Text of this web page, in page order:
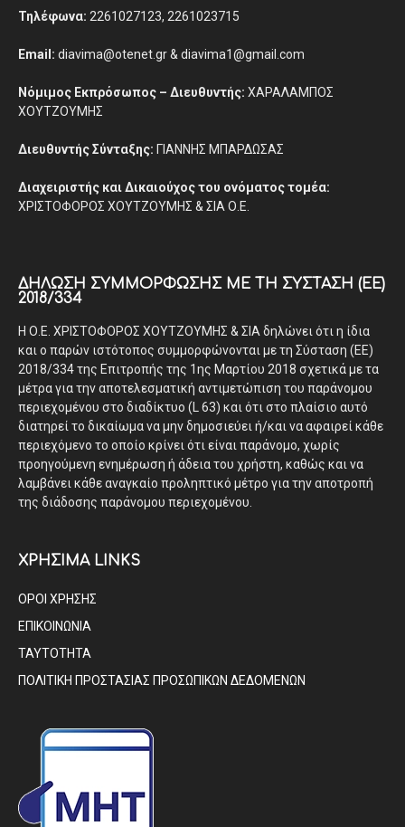
Τηλέφωνα: 2261027123, 2261023715
Email: diavima@otenet.gr & diavima1@gmail.com
Νόμιμος Εκπρόσωπος – Διευθυντής: ΧΑΡΑΛΑΜΠΟΣ
ΧΟΥΤΖΟΥΜΗΣ
Διευθυντής Σύνταξης: ΓΙΑΝΝΗΣ ΜΠΑΡΔΩΣΑΣ
Διαχειριστής και Δικαιούχος του ονόματος τομέα:
ΧΡΙΣΤΟΦΟΡΟΣ ΧΟΥΤΖΟΥΜΗΣ & ΣΙΑ Ο.Ε.
ΔΉΛΩΣΗ ΣΥΜΜΌΡΦΩΣΗΣ ΜΕ ΤΗ ΣΎΣΤΑΣΗ (ΕΕ)
2018/334
Η Ο.Ε. ΧΡΙΣΤΟΦΟΡΟΣ ΧΟΥΤΖΟΥΜΗΣ & ΣΙΑ δηλώνει ότι η ίδια
και ο παρών ιστότοπος συμμορφώνονται με τη Σύσταση (ΕΕ)
2018/334 της Επιτροπής της 1ης Μαρτίου 2018 σχετικά με τα
μέτρα για την αποτελεσματική αντιμετώπιση του παράνομου
περιεχομένου στο διαδίκτυο (L 63) και ότι στο πλαίσιο αυτό
διατηρεί το δικαίωμα να μην δημοσιεύει ή/και να αφαιρεί κάθε
περιεχόμενο το οποίο κρίνει ότι είναι παράνομο, χωρίς
προηγούμενη ενημέρωση ή άδεια του χρήστη, καθώς και να
λαμβάνει κάθε αναγκαίο προληπτικό μέτρο για την αποτροπή
της διάδοσης παράνομου περιεχομένου.
ΧΡΗΣΙΜΑ LINKS
ΟΡΟΙ ΧΡΗΣΗΣ
ΕΠΙΚΟΙΝΩΝΙΑ
ΤΑΥΤΟΤΗΤΑ
ΠΟΛΙΤΙΚΗ ΠΡΟΣΤΑΣΙΑΣ ΠΡΟΣΩΠΙΚΩΝ ΔΕΔΟΜΕΝΩΝ